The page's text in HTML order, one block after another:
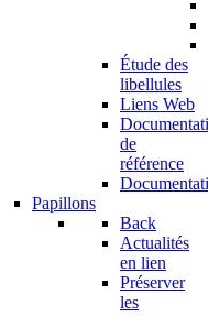
Étude des
libellules
Liens Web
de
référence
Papillons
Back
Actualités
en lien
Préserver
les